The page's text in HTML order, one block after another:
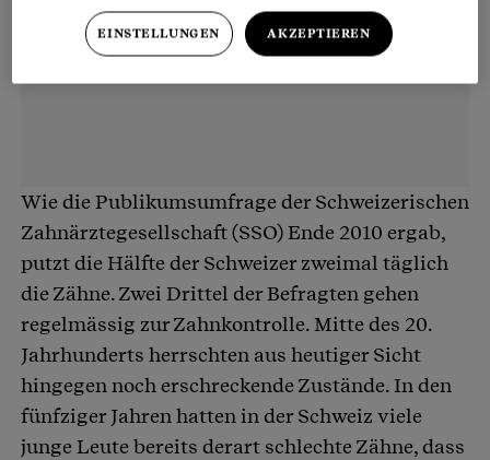
Wie die Publikumsumfrage der Schweizerischen
Zahnärztegesellschaft (SSO) Ende 2010 ergab,
putzt die Hälfte der Schweizer zweimal täglich
die Zähne. Zwei Drittel der Befragten gehen
regelmässig zur Zahnkontrolle. Mitte des 20.
Jahrhunderts herrschten aus heutiger Sicht
hingegen noch erschreckende Zustände. In den
fünfziger Jahren hatten in der Schweiz viele
junge Leute bereits derart schlechte Zähne, dass
EINSTELLUNGEN AKZEPTIEREN